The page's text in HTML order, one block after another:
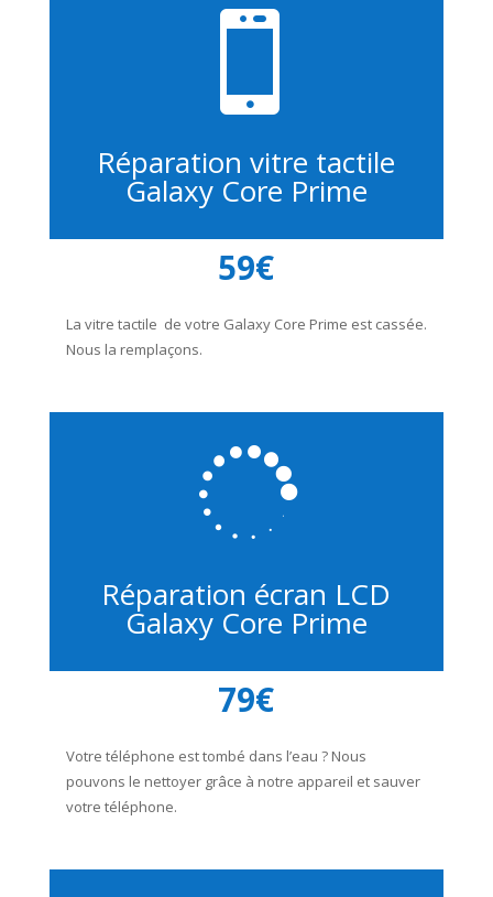

Réparation vitre tactile
Galaxy Core Prime
59€
La vitre tactile de votre Galaxy Core Prime est cassée.
Nous la remplaçons.

Réparation écran LCD
Galaxy Core Prime
79€
Votre téléphone est tombé dans l’eau ? Nous
pouvons le nettoyer grâce à notre appareil et sauver
votre téléphone.